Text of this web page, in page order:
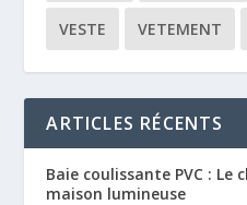
VESTE VETEMENT
ARTICLES RÉCENTS
Baie coulissante PVC : Le
maison lumineuse